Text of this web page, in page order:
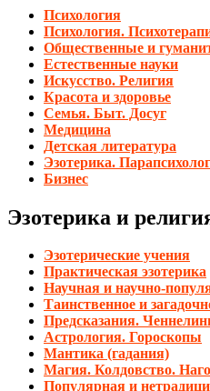
Психология
Психология.
Общественные и
Естественные науки
Искусство. Религия
Красота и здоровье
Семья. Быт. Досуг
Медицина
Детская литература
Эзотерика.
Бизнес
Эзотерика и
Эзотерические учения
Практическая эзотерика
Научная и научно-
Таинственное и
Предсказания.
Астрология. Гороскопы
Мантика (гадания)
Магия. Колдовство.
Популярная и